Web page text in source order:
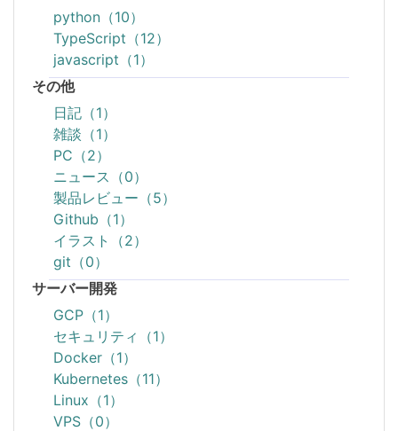
python（10）
TypeScript（12）
javascript（1）
その他
日記（1）
雑談（1）
PC（2）
ニュース（0）
製品レビュー（5）
Github（1）
イラスト（2）
git（0）
サーバー開発
GCP（1）
セキュリティ（1）
Docker（1）
Kubernetes（11）
Linux（1）
VPS（0）